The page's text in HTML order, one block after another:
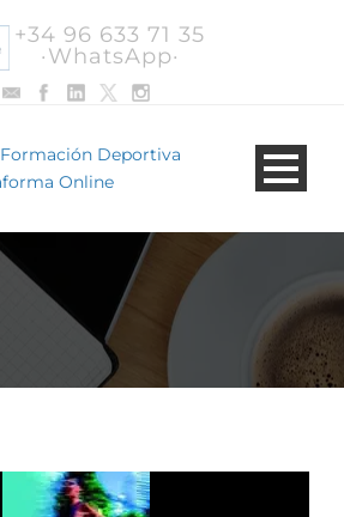
+34 96 633 71 35
·WhatsApp·